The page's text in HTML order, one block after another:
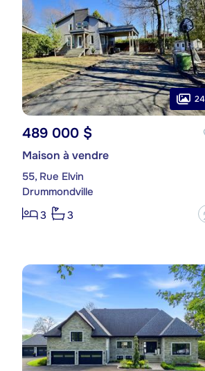
24
489 000 $
Maison à vendre
55, Rue Elvin
Drummondville
3
3